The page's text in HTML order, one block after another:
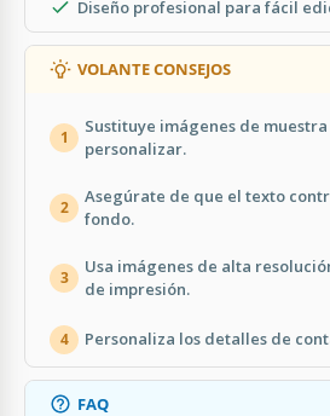
Diseño profesional para fácil
VOLANTE CONSEJOS
1
Sustituye imágenes de
personalizar.
2
Asegúrate de que el texto
fondo.
3
Usa imágenes de alta
de impresión.
4 Personaliza los detalles de
FAQ